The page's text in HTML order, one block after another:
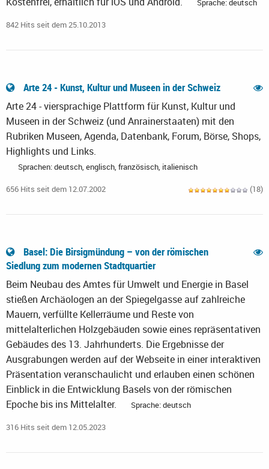
Sprache: deutsch
842 Hits seit dem 25.10.2013
Arte 24 - Kunst, Kultur und Museen in der Schweiz
Arte 24 - viersprachige Plattform für Kunst, Kultur und
Museen in der Schweiz (und Anrainerstaaten) mit den
Rubriken Museen, Agenda, Datenbank, Forum, Börse, Shops,
Highlights und Links.
Sprachen: deutsch, englisch, französisch, italienisch
656 Hits seit dem 12.07.2002 (18)
Basel: Die Birsigmündung – von der römischen
Siedlung zum modernen Stadtquartier
Beim Neubau des Amtes für Umwelt und Energie in Basel
stießen Archäologen an der Spiegelgasse auf zahlreiche
Mauern, verfüllte Kellerräume und Reste von
mittelalterlichen Holzgebäuden sowie eines repräsentativen
Gebäudes des 13. Jahrhunderts. Die Ergebnisse der
Ausgrabungen werden auf der Webseite in einer interaktiven
Präsentation veranschaulicht und erlauben einen schönen
Einblick in die Entwicklung Basels von der römischen
Epoche bis ins Mittelalter.
Sprache: deutsch
316 Hits seit dem 12.05.2023